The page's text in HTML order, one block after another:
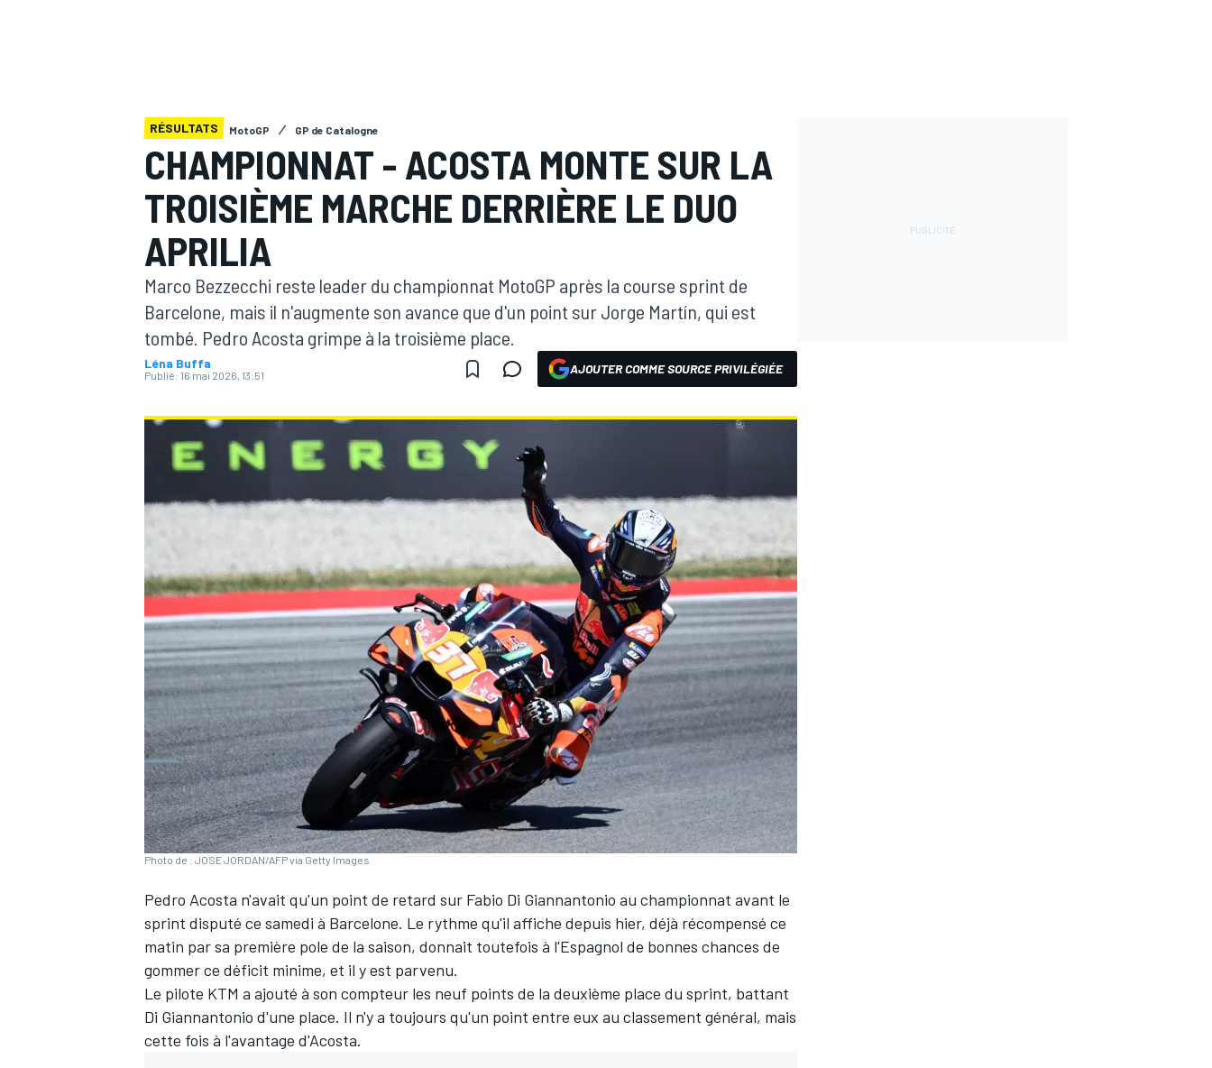
MOTOGP
WEC
RÉSULTATS MotoGP GP de Catalogne
CHAMPIONNAT - ACOSTA MONTE SUR LA
TROISIÈME MARCHE DERRIÈRE LE DUO
APRILIA
Marco Bezzecchi reste leader du championnat MotoGP après la course sprint de
Barcelone, mais il n'augmente son avance que d'un point sur Jorge Martín, qui est
tombé. Pedro Acosta grimpe à la troisième place.
Léna Buffa
Publié: 16 mai 2026, 13:51 AJOUTER COMME SOURCE PRIVILÉGIÉE
Photo de : JOSE JORDAN/AFP via Getty Images
Pedro Acosta n'avait qu'un point de retard sur Fabio Di Giannantonio au championnat avant le
sprint disputé ce samedi à Barcelone. Le rythme qu'il affiche depuis hier, déjà récompensé ce
matin par sa première pole de la saison, donnait toutefois à l'Espagnol de bonnes chances de
gommer ce déficit minime, et il y est parvenu.
Le pilote KTM a ajouté à son compteur les neuf points de la deuxième place du sprint, battant
Di Giannantonio d'une place. Il n'y a toujours qu'un point entre eux au classement général, mais
cette fois à l'avantage d'Acosta.